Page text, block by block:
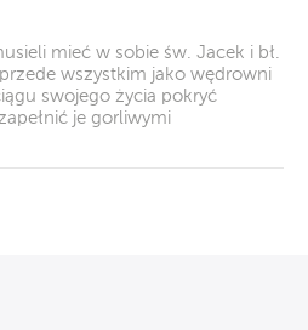
mieć w sobie św. Jacek i bł.
wszystkim jako wędrowni
swojego życia pokryć
je gorliwymi